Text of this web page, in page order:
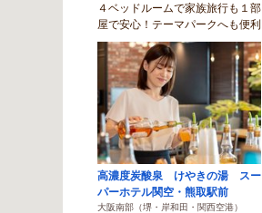
４ベッドルームで家族旅行も１部
屋で安心！テーマパークへも便利
高濃度炭酸泉 けやきの湯 スー
パーホテル関空・熊取駅前
大阪南部（堺・岸和田・関西空港）